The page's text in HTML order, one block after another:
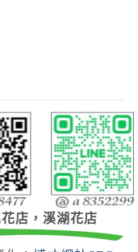
店，溪湖花店